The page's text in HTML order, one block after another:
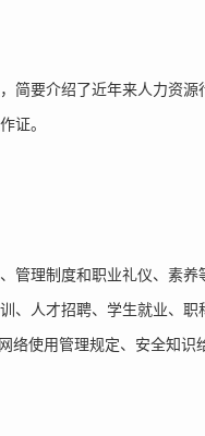
要介绍了近年来人力资源
证。
理制度和职业礼仪、素养
、人才招聘、学生就业、
络使用管理规定、安全知识